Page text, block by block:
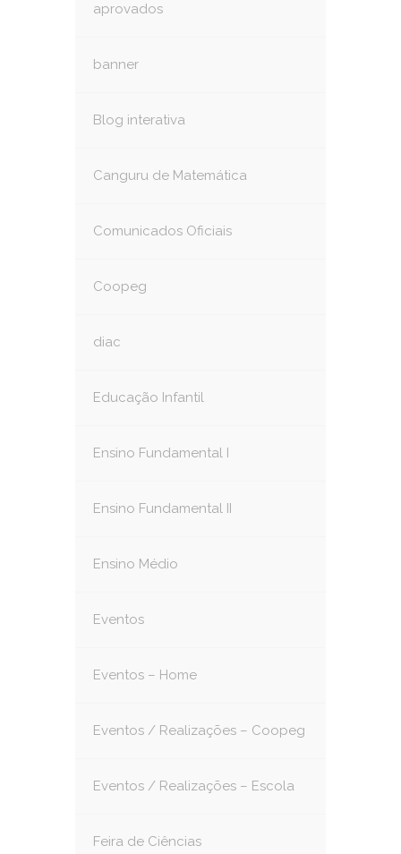
aprovados
banner
Blog interativa
Canguru de Matemática
Comunicados Oficiais
Coopeg
diac
Educação Infantil
Ensino Fundamental I
Ensino Fundamental II
Ensino Médio
Eventos
Eventos – Home
Eventos / Realizações – Coopeg
Eventos / Realizações – Escola
Feira de Ciências